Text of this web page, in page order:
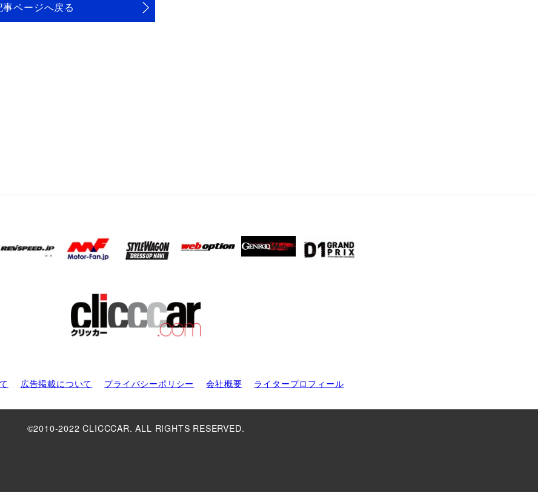
事ページへ戻る
広告掲載について プライバシーポリシー 会社概要 ライタープロフィール
©2010-2022 CLICCCAR. ALL RIGHTS RESERVED.